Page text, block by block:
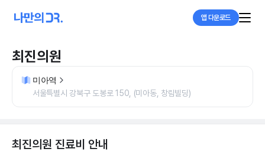
앱 다운로드
최진의원
미아역
서울특별시 강북구 도봉로 150, (미아동, 창림빌딩)
최진의원 진료비 안내